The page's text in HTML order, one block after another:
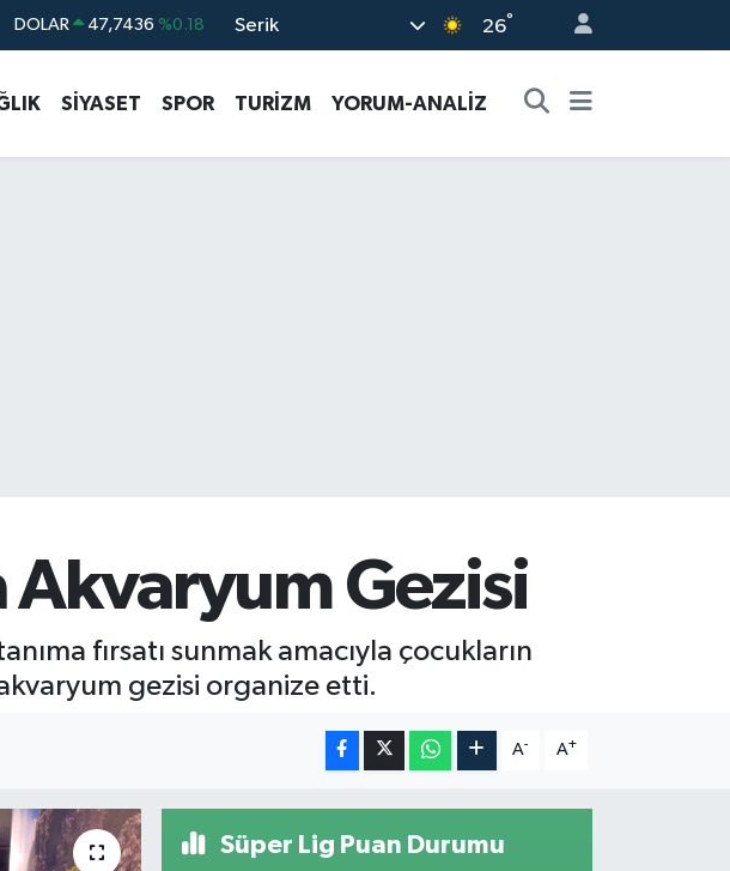
DOLAR 47,7436 %0.18
STERLİN 64,4811 %0.38
ALTIN 6660.55 %0.03
Serik 26°
SİYASET SPOR TURİZM YORUM-ANALİZ
Akvaryum Gezisi
fırsatı sunmak amacıyla çocukların
gezisi organize etti.
A- A+
Süper Lig Puan Durumu